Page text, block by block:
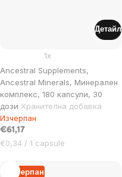
Ancestral Supplements,
Ancestral Minerals, Минерален
комплекс, 180 капсули, 30
дози Хранителна добавка
1x
Изчерпан
€61,17
Цена
мярка:
€0,34 / 1 capsule
Детайл
Изчерпан